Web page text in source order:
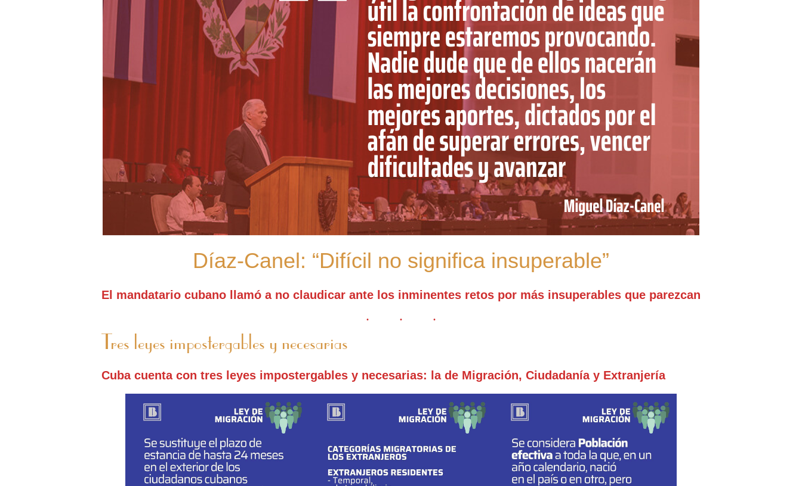
Díaz-Canel: “Difícil no significa insuperable”
El mandatario cubano llamó a no claudicar ante los inminentes retos por más insuperables que parezcan
Tres leyes impostergables y necesarias
Cuba cuenta con tres leyes impostergables y necesarias: la de Migración, Ciudadanía y Extranjería